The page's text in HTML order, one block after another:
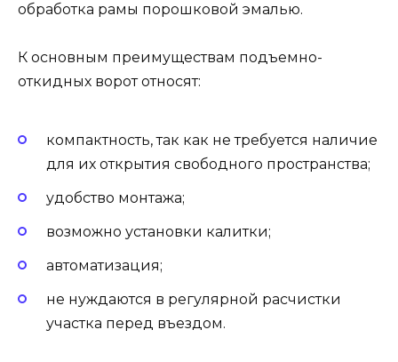
обработка рамы порошковой эмалью.
К основным преимуществам подъемно-
откидных ворот относят:
компактность, так как не требуется наличие
для их открытия свободного пространства;
удобство монтажа;
возможно установки калитки;
автоматизация;
не нуждаются в регулярной расчистки
участка перед въездом.